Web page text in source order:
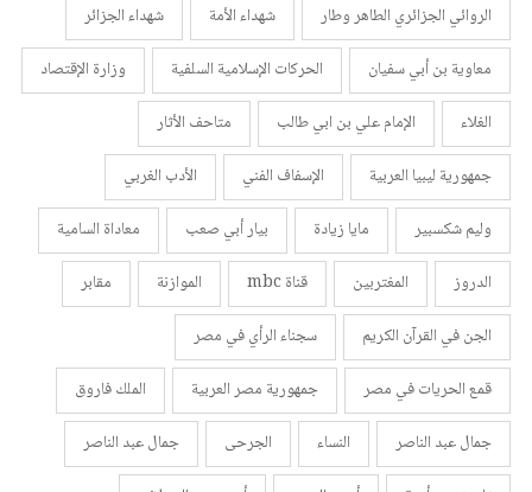
الروائي الجزائري الطاهر وطار
شهداء الأمة
شهداء الجزائر
معاوية بن أبي سفيان
الحركات الإسلامية السلفية
وزارة الإقتصاد
الغلاء
الإمام علي بن ابي طالب
متاحف الأثار
جمهورية ليبيا العربية
الإسفاف الفني
الأدب الغربي
وليم شكسبير
مايا زيادة بيار أبي صعب
معاداة السامية
الدروز
المغتربين قناة mbc الموازنة
مقابر
الجن في القرآن الكريم
سجناء الرأي في مصر
قمع الحريات في مصر
جمهورية مصر العربية
الملك فاروق
جمال عبد الناصر
النساء الجرحى
جمال عبد الناصر